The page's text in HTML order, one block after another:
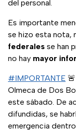
del personal.
Es importante
se hizo esta nota,
federales se han
no hay mayor
#IMPORTANTE
Olmeca de Dos
este sábado. De
difundidas, se
emergencia